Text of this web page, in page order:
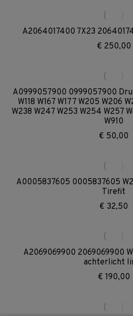
A2064017400 7X23
€ 250,00
A0999057900 0999057900
W118 W167 W177 W205 W206
W238 W247 W253 W254 W257
W910
€ 50,00
A0005837605 0005837605
Tirefit
€ 32,50
A2069069900 2069069900
achterlicht
€ 190,00